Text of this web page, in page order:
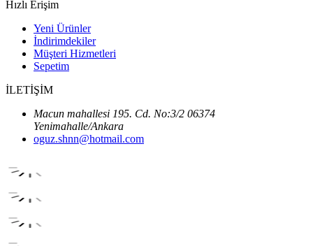
Hızlı Erişim
Yeni Ürünler
İndirimdekiler
Müşteri Hizmetleri
Sepetim
İLETİŞİM
Macun mahallesi 195. Cd. No:3/2 06374
Yenimahalle/Ankara
oguz.shnn@hotmail.com